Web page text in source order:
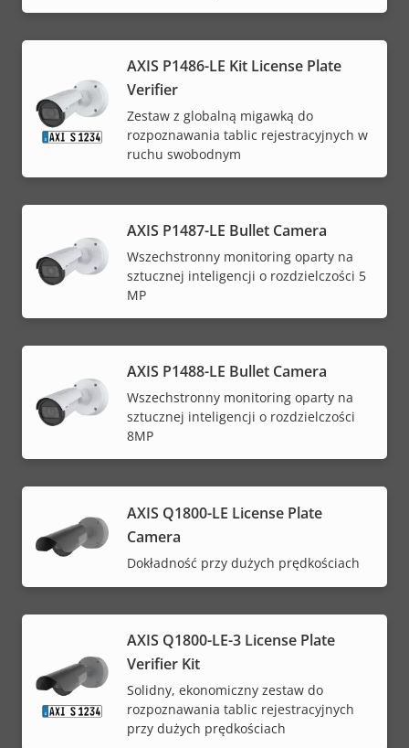
AXIS P1486-LE Kit License Plate
Verifier
Zestaw z globalną migawką do
rozpoznawania tablic rejestracyjnych w
ruchu swobodnym
AXIS P1487-LE Bullet Camera
Wszechstronny monitoring oparty na
sztucznej inteligencji o rozdzielczości 5
MP
AXIS P1488-LE Bullet Camera
Wszechstronny monitoring oparty na
sztucznej inteligencji o rozdzielczości
8MP
AXIS Q1800-LE License Plate
Camera
Dokładność przy dużych prędkościach
AXIS Q1800-LE-3 License Plate
Verifier Kit
Solidny, ekonomiczny zestaw do
rozpoznawania tablic rejestracyjnych
przy dużych prędkościach